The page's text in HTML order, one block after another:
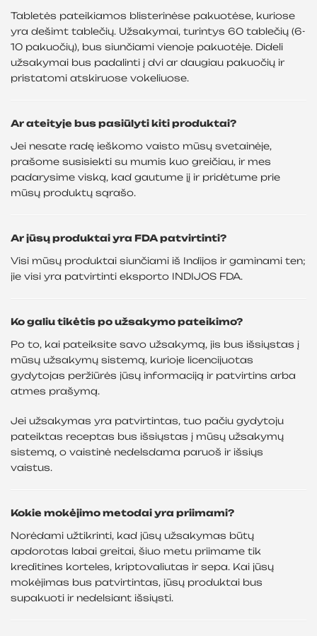
Tabletės pateikiamos blisterinėse pakuotėse, kuriose
yra dešimt tablečių. Užsakymai, turintys 60 tablečių (6-
10 pakuočių), bus siunčiami vienoje pakuotėje. Dideli
užsakymai bus padalinti į dvi ar daugiau pakuočių ir
pristatomi atskiruose vokeliuose.
Ar ateityje bus pasiūlyti kiti produktai?
Jei nesate radę ieškomo vaisto mūsų svetainėje,
prašome susisiekti su mumis kuo greičiau, ir mes
padarysime viską, kad gautume jį ir pridėtume prie
mūsų produktų sąrašo.
Ar jūsų produktai yra FDA patvirtinti?
Visi mūsų produktai siunčiami iš Indijos ir gaminami ten;
jie visi yra patvirtinti eksporto INDIJOS FDA.
Ko galiu tikėtis po užsakymo pateikimo?
Po to, kai pateiksite savo užsakymą, jis bus išsiųstas į
mūsų užsakymų sistemą, kurioje licencijuotas
gydytojas peržiūrės jūsų informaciją ir patvirtins arba
atmes prašymą.
Jei užsakymas yra patvirtintas, tuo pačiu gydytoju
pateiktas receptas bus išsiųstas į mūsų užsakymų
sistemą, o vaistinė nedelsdama paruoš ir išsiųs
vaistus.
Kokie mokėjimo metodai yra priimami?
Norėdami užtikrinti, kad jūsų užsakymas būtų
apdorotas labai greitai, šiuo metu priimame tik
kreditines korteles, kriptovaliutas ir sepa. Kai jūsų
mokėjimas bus patvirtintas, jūsų produktai bus
supakuoti ir nedelsiant išsiųsti.